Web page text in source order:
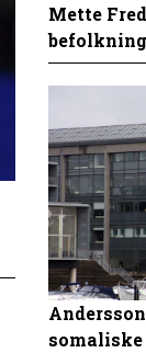
Mette